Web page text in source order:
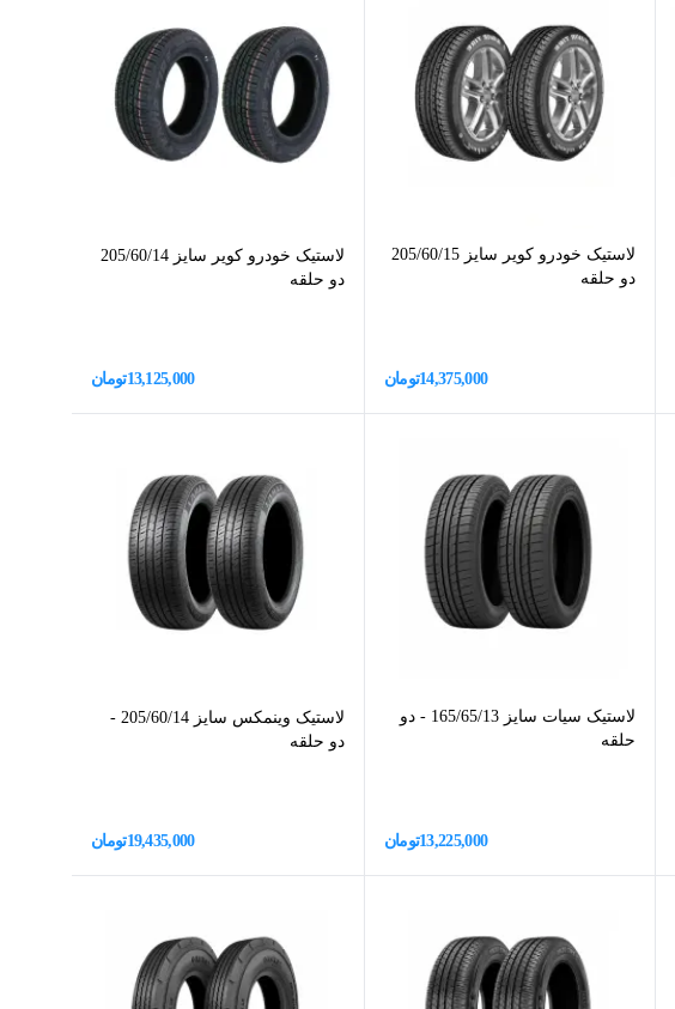
لاستیک خودرو کویر سایز 205/60/15
دو حلقه
14,375,000تومان
لاستیک خودرو کویر سایز 205/60/14
دو حلقه
13,125,000تومان
لاستیک سیات سایز 165/65/13 - دو
حلقه
13,225,000تومان
لاستیک وینمکس سایز 205/60/14 -
دو حلقه
19,435,000تومان